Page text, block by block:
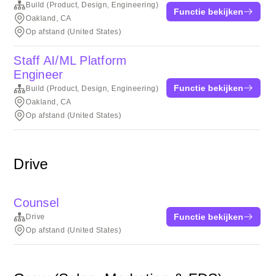
Build (Product, Design, Engineering)
Oakland, CA
Op afstand (United States)
Functie bekijken
Staff AI/ML Platform
Engineer
Build (Product, Design, Engineering)
Oakland, CA
Op afstand (United States)
Functie bekijken
Drive
Counsel
Drive
Op afstand (United States)
Functie bekijken